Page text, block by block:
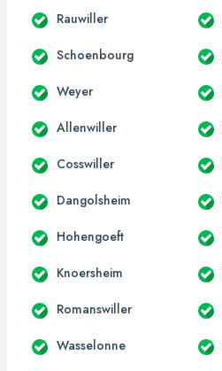
Rauwiller
Schoenbourg
Weyer
Allenwiller
Cosswiller
Dangolsheim
Hohengoeft
Knoersheim
Romanswiller
Wasselonne